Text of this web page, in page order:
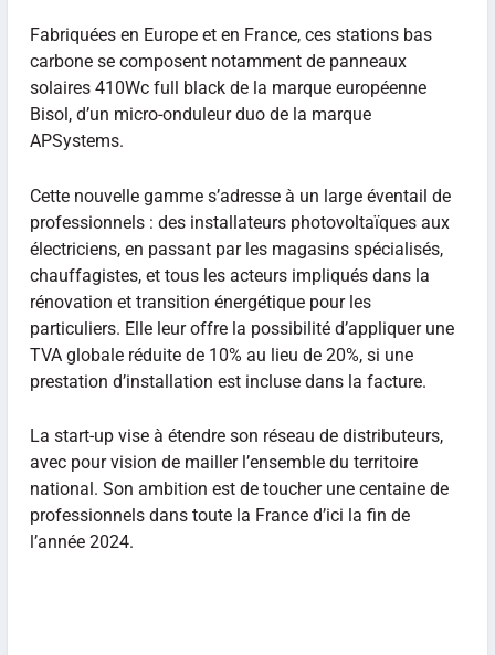
Fabriquées en Europe et en France, ces stations bas
carbone se composent notamment de panneaux
solaires 410Wc full black de la marque européenne
Bisol, d’un micro-onduleur duo de la marque
APSystems.
Cette nouvelle gamme s’adresse à un large éventail de
professionnels : des installateurs photovoltaïques aux
électriciens, en passant par les magasins spécialisés,
chauffagistes, et tous les acteurs impliqués dans la
rénovation et transition énergétique pour les
particuliers. Elle leur offre la possibilité d’appliquer une
TVA globale réduite de 10% au lieu de 20%, si une
prestation d’installation est incluse dans la facture.
La start-up vise à étendre son réseau de distributeurs,
avec pour vision de mailler l’ensemble du territoire
national. Son ambition est de toucher une centaine de
professionnels dans toute la France d’ici la fin de
l’année 2024.